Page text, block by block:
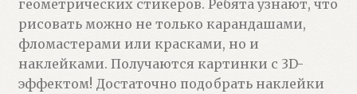
геометрических стикеров. Ребята узнают, что
рисовать можно не только карандашами,
фломастерами или красками, но и
наклейками. Получаются картинки с 3D-
эффектом! Достаточно подобрать наклейки